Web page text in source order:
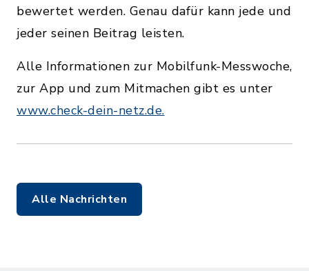
bewertet werden. Genau dafür kann jede und
jeder seinen Beitrag leisten.
Alle Informationen zur Mobilfunk-Messwoche,
zur App und zum Mitmachen gibt es unter
www.check-dein-netz.de.
Alle Nachrichten